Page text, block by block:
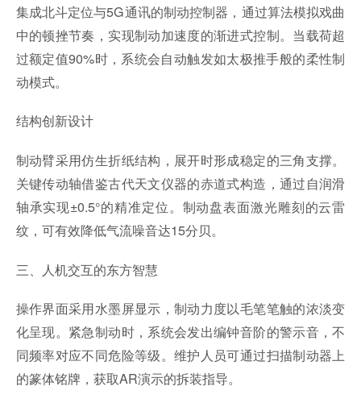
集成北斗定位与5G通讯的制动控制器，通过算法模拟戏曲
中的顿挫节奏，实现制动加速度的渐进式控制。当载荷超
过额定值90%时，系统会自动触发如太极推手般的柔性制
动模式。
结构创新设计
制动臂采用仿生折纸结构，展开时形成稳定的三角支撑。
关键传动轴借鉴古代天文仪器的赤道式构造，通过自润滑
轴承实现±0.5°的精准定位。制动盘表面激光雕刻的云雷
纹，可有效降低气流噪音达15分贝。
三、人机交互的东方智慧
操作界面采用水墨屏显示，制动力度以毛笔笔触的浓淡变
化呈现。紧急制动时，系统会发出编钟音阶的警示音，不
同频率对应不同危险等级。维护人员可通过扫描制动器上
的篆体铭牌，获取AR演示的拆装指导。